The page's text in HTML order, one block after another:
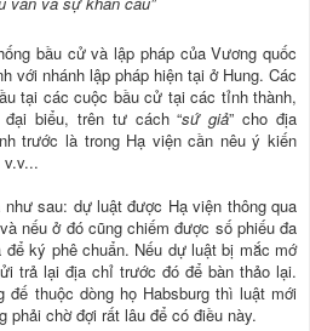
bầu cử và lập pháp của Vương quốc
với nhánh lập pháp hiện tại ở Hung. Các
tại các cuộc bầu cử tại các tỉnh thành,
biểu, trên tư cách “sứ giả” cho địa
trước là trong Hạ viện cần nêu ý kiến
sau: dự luật được Hạ viện thông qua
nếu ở đó cũng chiếm được số phiếu đa
ký phê chuẩn. Nếu dự luật bị mắc mớ
trả lại địa chỉ trước đó để bàn thảo lại.
đế thuộc dòng họ Habsburg thì luật mới
phải chờ đợi rất lâu để có điều này.